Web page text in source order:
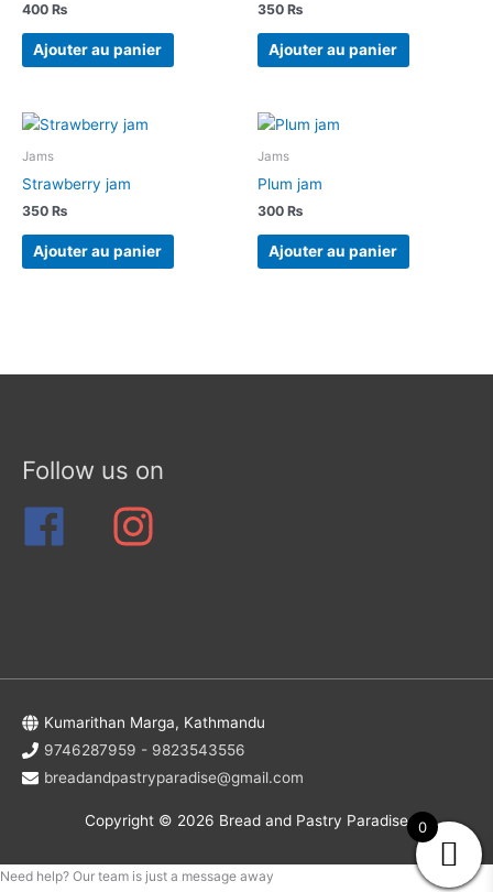
400 ₨
Ajouter au panier
350 ₨
Ajouter au panier
Jams
Strawberry jam
350 ₨
Ajouter au panier
Jams
Plum jam
300 ₨
Ajouter au panier
Follow us on
Kumarithan Marga, Kathmandu
9746287959 - 9823543556
breadandpastryparadise@gmail.com
Copyright © 2026 Bread and Pastry Paradise 0
Need help? Our team is just a message away